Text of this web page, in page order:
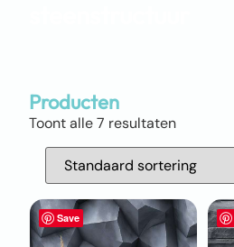
Producten
Toont alle 7 resultaten
Save